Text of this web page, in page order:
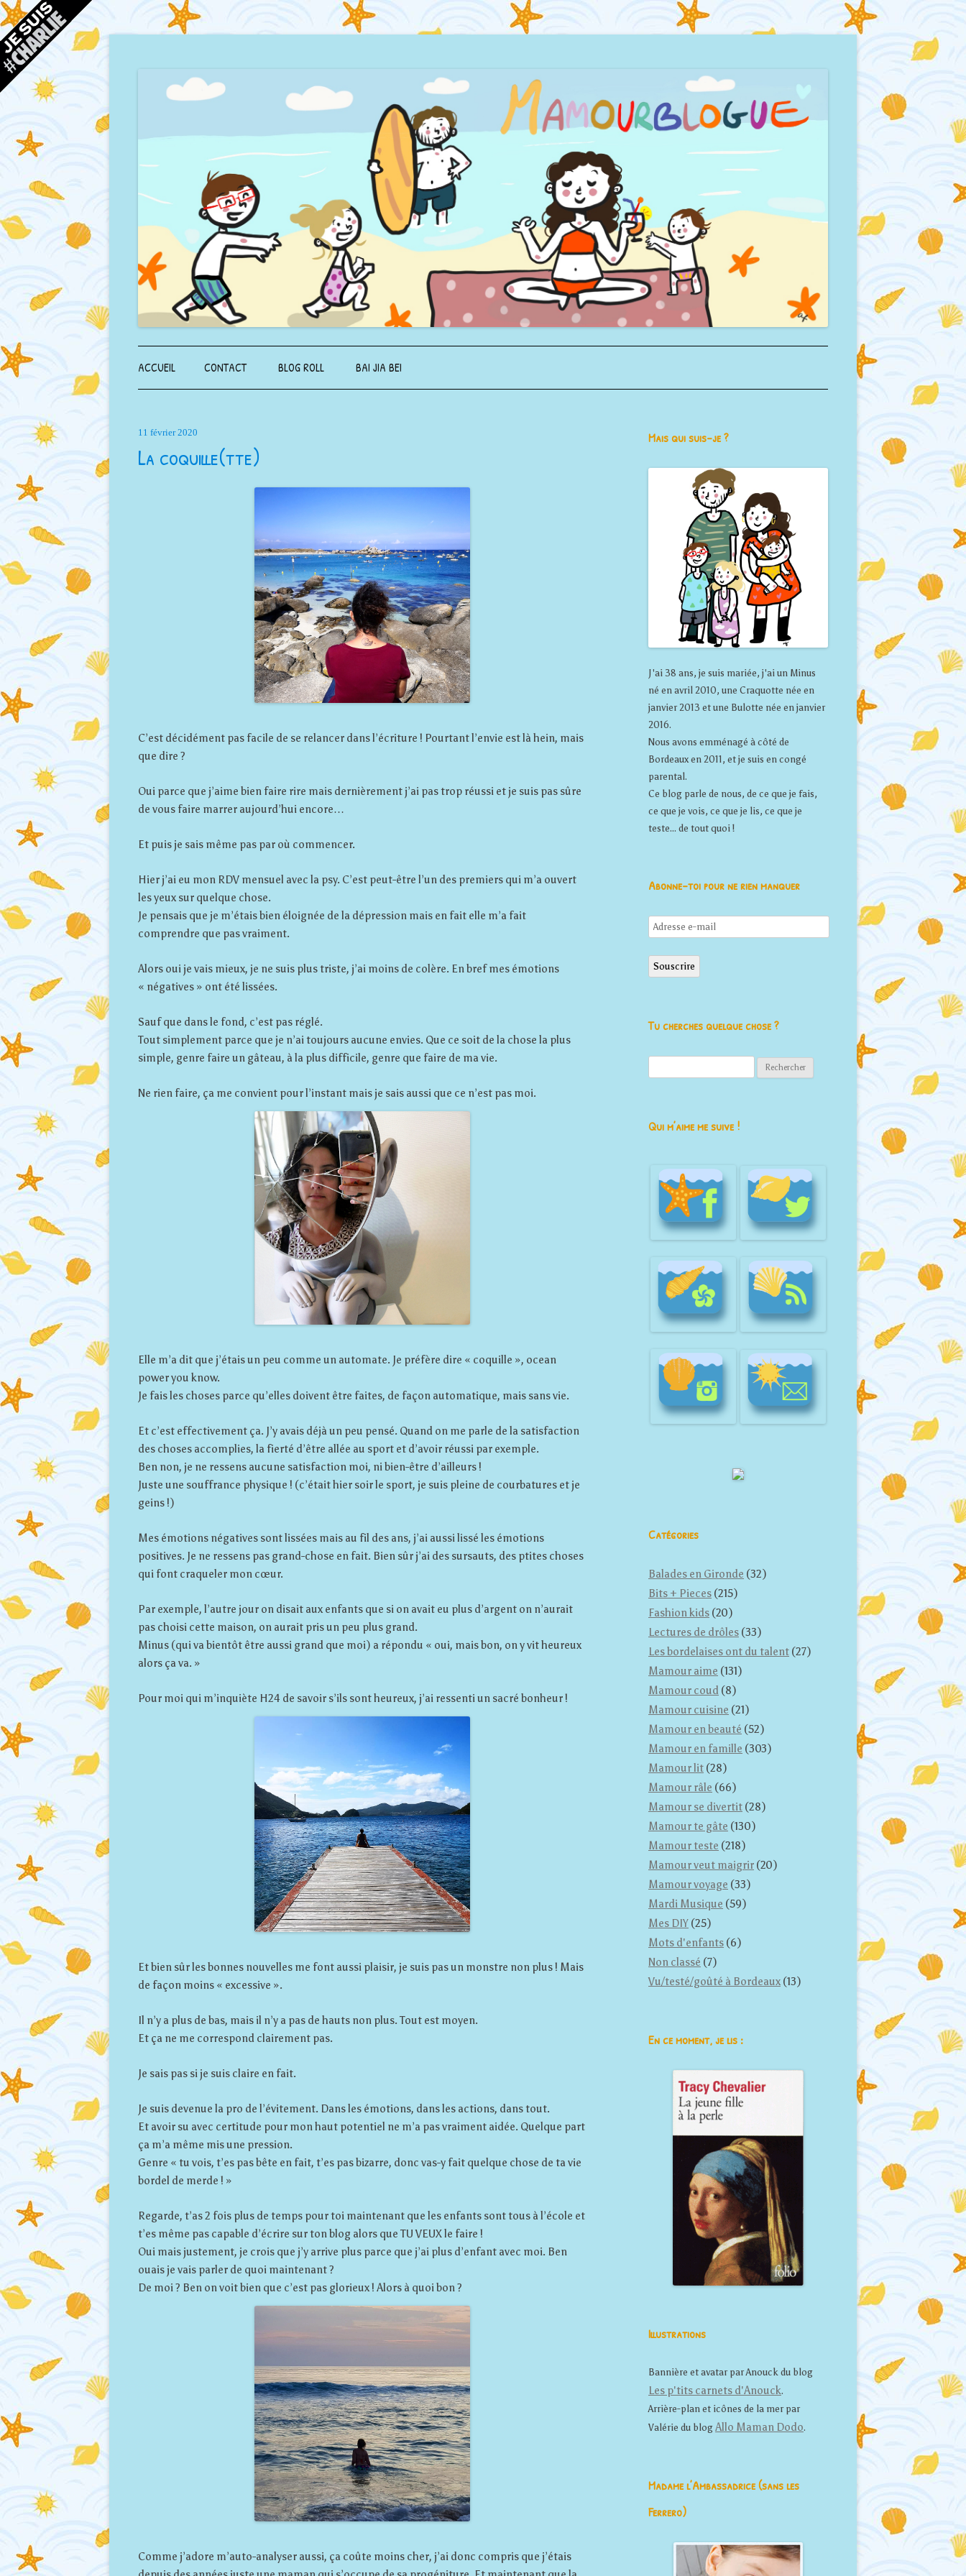
Aller au contenu principal
ACCUEIL CONTACT BLOG ROLL BAI JIA BEI
11 février 2020
La coquille(tte)
C’est décidément pas facile de se relancer dans l’écriture ! Pourtant l’envie est là hein, mais
que dire ?
Oui parce que j’aime bien faire rire mais dernièrement j’ai pas trop réussi et je suis pas sûre
de vous faire marrer aujourd’hui encore…
Et puis je sais même pas par où commencer.
Hier j’ai eu mon RDV mensuel avec la psy. C’est peut-être l’un des premiers qui m’a ouvert
les yeux sur quelque chose.
Je pensais que je m’étais bien éloignée de la dépression mais en fait elle m’a fait
comprendre que pas vraiment.
Alors oui je vais mieux, je ne suis plus triste, j’ai moins de colère. En bref mes émotions
« négatives » ont été lissées.
Sauf que dans le fond, c’est pas réglé.
Tout simplement parce que je n’ai toujours aucune envies. Que ce soit de la chose la plus
simple, genre faire un gâteau, à la plus difficile, genre que faire de ma vie.
Ne rien faire, ça me convient pour l’instant mais je sais aussi que ce n’est pas moi.
Elle m’a dit que j’étais un peu comme un automate. Je préfère dire « coquille », ocean
power you know.
Je fais les choses parce qu’elles doivent être faites, de façon automatique, mais sans vie.
Et c’est effectivement ça. J’y avais déjà un peu pensé. Quand on me parle de la satisfaction
des choses accomplies, la fierté d’être allée au sport et d’avoir réussi par exemple.
Ben non, je ne ressens aucune satisfaction moi, ni bien-être d’ailleurs !
Juste une souffrance physique ! (c’était hier soir le sport, je suis pleine de courbatures et je
geins !)
Mes émotions négatives sont lissées mais au fil des ans, j’ai aussi lissé les émotions
positives. Je ne ressens pas grand-chose en fait. Bien sûr j’ai des sursauts, des ptites choses
qui font craqueler mon cœur.
Par exemple, l’autre jour on disait aux enfants que si on avait eu plus d’argent on n’aurait
pas choisi cette maison, on aurait pris un peu plus grand.
Minus (qui va bientôt être aussi grand que moi) a répondu « oui, mais bon, on y vit heureux
alors ça va. »
Pour moi qui m’inquiète H24 de savoir s’ils sont heureux, j’ai ressenti un sacré bonheur !
Et bien sûr les bonnes nouvelles me font aussi plaisir, je suis pas un monstre non plus ! Mais
de façon moins « excessive ».
Il n’y a plus de bas, mais il n’y a pas de hauts non plus. Tout est moyen.
Et ça ne me correspond clairement pas.
Je sais pas si je suis claire en fait.
Je suis devenue la pro de l’évitement. Dans les émotions, dans les actions, dans tout.
Et avoir su avec certitude pour mon haut potentiel ne m’a pas vraiment aidée. Quelque part
ça m’a même mis une pression.
Genre « tu vois, t’es pas bête en fait, t’es pas bizarre, donc vas-y fait quelque chose de ta vie
bordel de merde ! »
Regarde, t’as 2 fois plus de temps pour toi maintenant que les enfants sont tous à l’école et
t’es même pas capable d’écrire sur ton blog alors que TU VEUX le faire !
Oui mais justement, je crois que j’y arrive plus parce que j’ai plus d’enfant avec moi. Ben
ouais je vais parler de quoi maintenant ?
De moi ? Ben on voit bien que c’est pas glorieux ! Alors à quoi bon ?
Comme j’adore m’auto-analyser aussi, ça coûte moins cher, j’ai donc compris que j’étais
Mais qui suis-je ?
J'ai 38 ans, je suis mariée, j'ai un Minus
né en avril 2010, une Craquotte née en
janvier 2013 et une Bulotte née en janvier
2016.
Nous avons emménagé à côté de
Bordeaux en 2011, et je suis en congé
parental.
Ce blog parle de nous, de ce que je fais,
ce que je vois, ce que je lis, ce que je
teste... de tout quoi !
Abonne-toi pour ne rien manquer
Adresse
e-
mail
Souscrire
Tu cherches quelque chose ?
Qui m’aime me suive !
Catégories
Balades en Gironde (32)
Bits + Pieces (215)
Fashion kids (20)
Lectures de drôles (33)
Les bordelaises ont du talent (27)
Mamour aime (131)
Mamour coud (8)
Mamour cuisine (21)
Mamour en beauté (52)
Mamour en famille (303)
Mamour lit (28)
Mamour râle (66)
Mamour se divertit (28)
Mamour te gâte (130)
Mamour teste (218)
Mamour veut maigrir (20)
Mamour voyage (33)
Mardi Musique (59)
Mes DIY (25)
Mots d'enfants (6)
Non classé (7)
Vu/testé/goûté à Bordeaux (13)
En ce moment, je lis :
Illustrations
Bannière et avatar par Anouck du blog
Les p'tits carnets d'Anouck.
Arrière-plan et icônes de la mer par
Valérie du blog Allo Maman Dodo.
Madame l’Ambassadrice (sans les
Ferrero)